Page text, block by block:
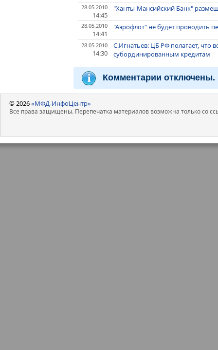
28.05.2010
14:45
"Ханты-Мансийский Банк"
28.05.2010
14:41
"Аэрофлот" не будет проводить
28.05.2010
14:30
С.Игнатьев: ЦБ РФ полагает, что
субординированным кредитам
Комментарии отключены.
© 2026«МФД-ИнфоЦентр»
Все права защищены. Перепечатка материалов возможна только со